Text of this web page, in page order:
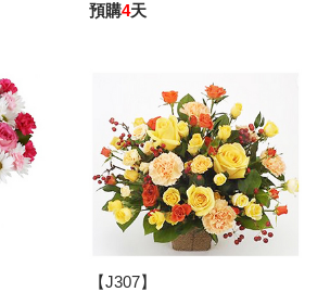
預購4天
【J307】